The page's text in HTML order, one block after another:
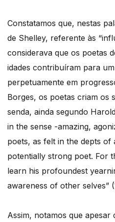
Constatamos que, nestas
de Shelley, referente às
considerava que os poetas
idades contribuíram para
perpetuamente em
Borges, os poetas criam os
senda, ainda segundo
in the sense -amazing,
poets, as felt in the depts of
potentially strong poet. For
learn his profoundest
awareness of other selves”
Assim, notamos que apesar